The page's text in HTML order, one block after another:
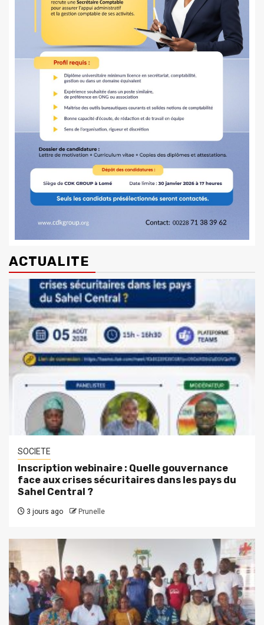
ACTUALITE
SOCIETE
Inscription webinaire : Quelle gouvernance
face aux crises sécuritaires dans les pays du
Sahel Central ?
3 jours ago Prunelle